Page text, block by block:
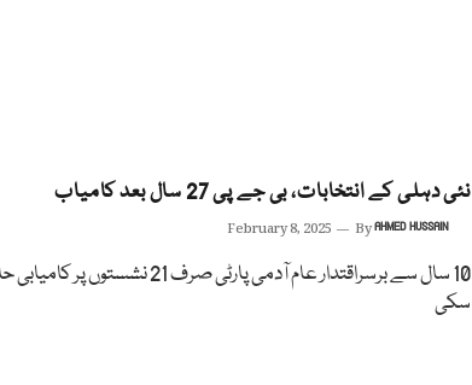
نئی دہلی کے انتخابات، بی جے پی 27 سال بعد کامیاب
February 8, 2025 ByAHMED HUSSAIN
10 سال سے برسراقتدار عام آدمی پارٹی صرف 21
سکی